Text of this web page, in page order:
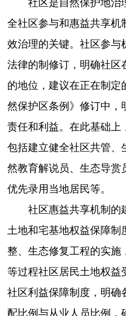
社区是自然保护地治
全社区参与和惠益共享机
效治理的关键。社区参与
法律的制修订，明确社区
的地位，建议在正在制定
然保护区条例》修订中，
责任和利益。在此基础上
包括建立健全社区共管、
然教育解说员、生态导赏
优先录用当地居民等。
社区惠益共享机制
土地和宅基地权益保障制
整、生态修复工程的实施
等过程社区居民土地权
社区利益保障制度，明确
配比例与从业人员比例，